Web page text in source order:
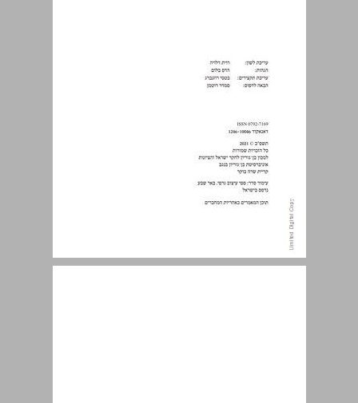
תוכן העניינים ... 5